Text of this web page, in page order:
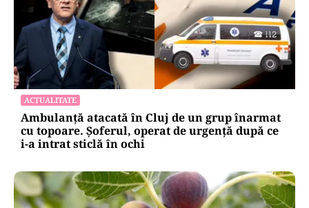
ACTUALITATE
Ambulanță atacată în Cluj de un grup înarmat
cu topoare. Șoferul, operat de urgență după ce
i-a intrat sticlă în ochi